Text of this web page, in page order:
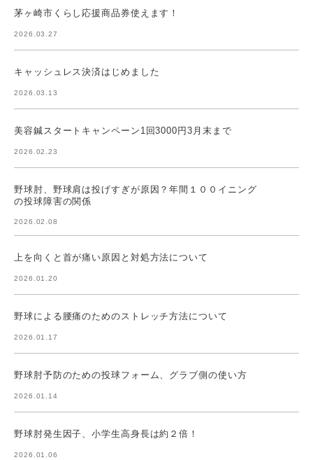
茅ヶ崎市くらし応援商品券使えます！
2026.03.27
キャッシュレス決済はじめました
2026.03.13
美容鍼スタートキャンペーン1回3000円3月末まで
2026.02.23
野球肘、野球肩は投げすぎが原因？年間１００イニング
の投球障害の関係
2026.02.08
上を向くと首が痛い原因と対処方法について
2026.01.20
野球による腰痛のためのストレッチ方法について
2026.01.17
野球肘予防のための投球フォーム、グラブ側の使い方
2026.01.14
野球肘発生因子、小学生高身長は約２倍！
2026.01.06